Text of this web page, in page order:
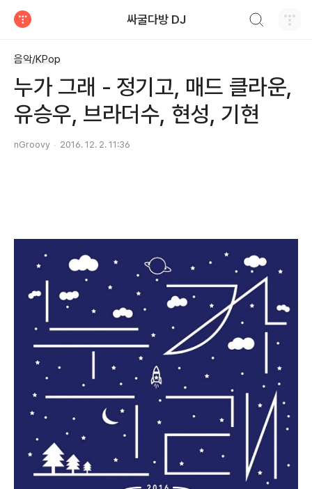
싸굴다방 DJ
음악/KPop
누가 그래 - 정기고, 매드 클라운,
유승우, 브라더수, 현성, 기현
nGroovy 2016. 12. 2. 11:36